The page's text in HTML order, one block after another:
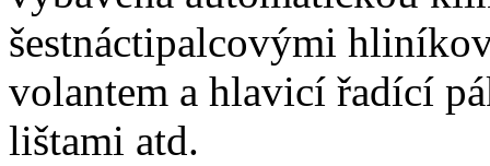
šestnáctipalcovými
volantem a hlavicí řadící
lištami atd.